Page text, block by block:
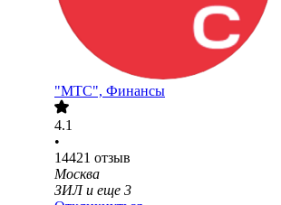
"МТС", Финансы
4.1
•
14421 отзыв
Москва
ЗИЛ и еще 3